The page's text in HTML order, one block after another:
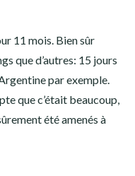
11 mois. Bien sûr
que d’autres: 15 jours
par exemple.
que c’était beaucoup,
été amenés à